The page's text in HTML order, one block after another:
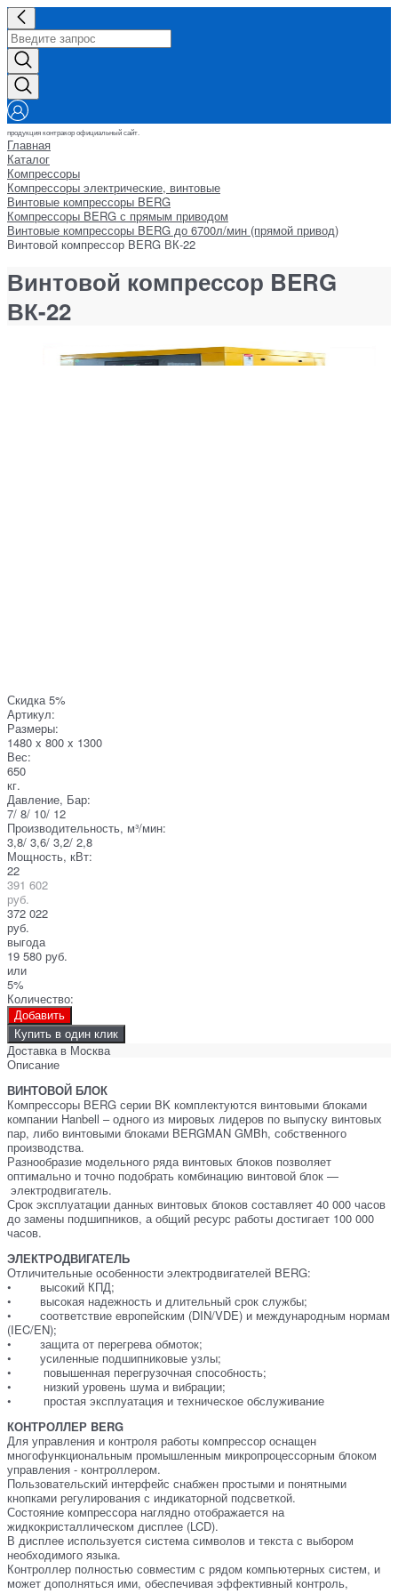
продукция контракор официальный сайт.
Главная
Каталог
Компрессоры
Компрессоры электрические, винтовые
Винтовые компрессоры BERG
Компрессоры BERG с прямым приводом
Винтовые компрессоры BERG до 6700л/мин (прямой привод)
Винтовой компрессор BERG ВК-22
Винтовой компрессор BERG
ВК-22
Скидка 5%
Артикул:
Размеры:
1480 x 800 x 1300
Вес:
650
кг.
Давление, Бар:
7/ 8/ 10/ 12
Производительность, м³/мин:
3,8/ 3,6/ 3,2/ 2,8
Мощность, кВт:
22
391 602
руб.
372 022
руб.
выгода
19 580 руб.
или
5%
Количество:
Добавить
Купить в один клик
Доставка в Москва
Описание
ВИНТОВОЙ БЛОК
Компрессоры BERG серии BK комплектуются винтовыми блоками
компании Hanbell – одного из мировых лидеров по выпуску винтовых
пар, либо винтовыми блоками BERGMAN GMBh, собственного
производства.
Разнообразие модельного ряда винтовых блоков позволяет
оптимально и точно подобрать комбинацию винтовой блок —
электродвигатель.
Срок эксплуатации данных винтовых блоков составляет 40 000 часов
до замены подшипников, а общий ресурс работы достигает 100 000
часов.
ЭЛЕКТРОДВИГАТЕЛЬ
Отличительные особенности электродвигателей BERG:
• высокий КПД;
• высокая надежность и длительный срок службы;
• соответствие европейским (DIN/VDE) и международным нормам
(IEC/EN);
• защита от перегрева обмоток;
• усиленные подшипниковые узлы;
• повышенная перегрузочная способность;
• низкий уровень шума и вибрации;
• простая эксплуатация и техническое обслуживание
КОНТРОЛЛЕР BERG
Для управления и контроля работы компрессор оснащен
многофункциональным промышленным микропроцессорным блоком
управления - контроллером.
Пользовательский интерфейс снабжен простыми и понятными
кнопками регулирования с индикаторной подсветкой.
Состояние компрессора наглядно отображается на
жидкокристаллическом дисплее (LCD).
В дисплее используется система символов и текста с выбором
необходимого языка.
Контроллер полностью совместим с рядом компьютерных систем, и
может дополняться ими, обеспечивая эффективный контроль,